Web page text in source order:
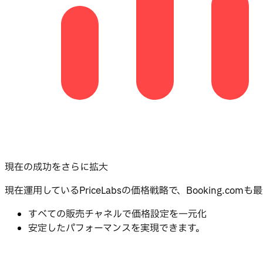
現在の成功をさらに拡大
現在運用しているPriceLabsの価格戦略で、Booking.comも最
すべての販売チャネルで価格設定を一元化
安定したパフォーマンスを実現できます。